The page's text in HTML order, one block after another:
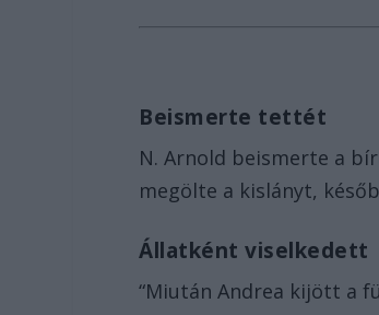
Beismerte tettét
N. Arnold beismerte a
megölte a kislányt,
Állatként viselkedett
“Miután Andrea kijött a